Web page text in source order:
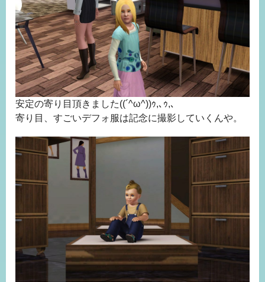
安定の寄り目頂きました((´^ω^))ｩ,､ｩ,､
寄り目、すごいデフォ服は記念に撮影していくんや。